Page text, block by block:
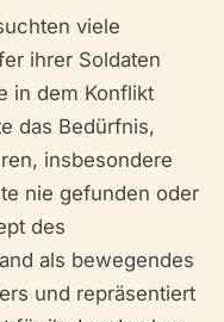
viele
ihrer Soldaten
in dem Konflikt
das Bedürfnis,
insbesondere
nie gefunden oder
des
als bewegendes
und repräsentiert